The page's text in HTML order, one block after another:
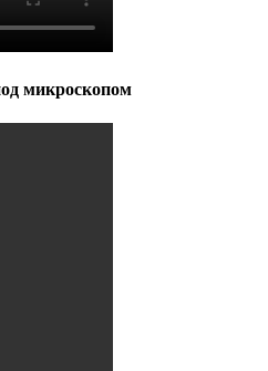
микроскопом